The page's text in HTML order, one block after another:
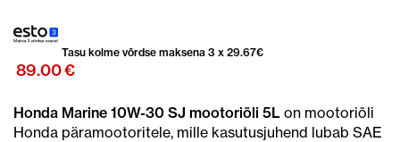
Tasu kolme võrdse maksena 3 x 29.67€
89.00€
Honda Marine 10W-30 SJ mootoriõli 5L on mootoriõli
Honda päramootoritele, mille kasutusjuhend lubab SAE